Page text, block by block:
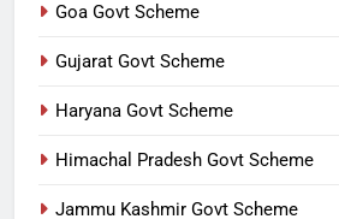
Goa Govt Scheme
Gujarat Govt Scheme
Haryana Govt Scheme
Himachal Pradesh Govt Scheme
Jammu Kashmir Govt Scheme